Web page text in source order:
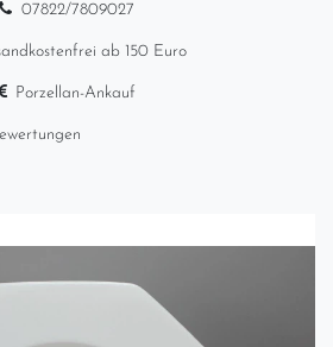
07822/7809027
ab 150 Euro
Porzellan-Ankauf